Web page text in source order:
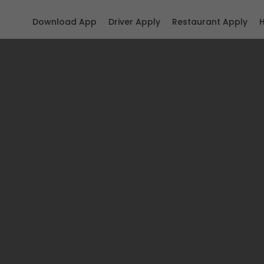
Restaurant Apply
Driver Apply
Download App